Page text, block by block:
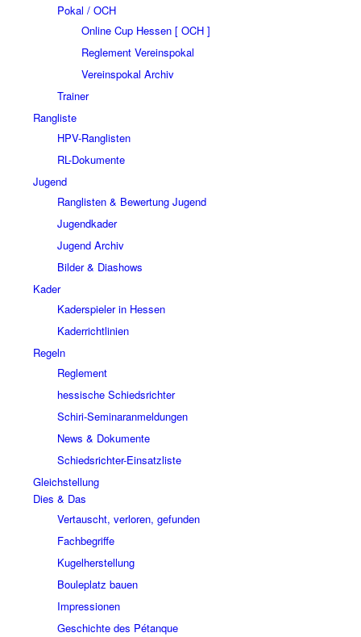
Pokal / OCH
Online Cup Hessen [ OCH ]
Reglement Vereinspokal
Vereinspokal Archiv
Trainer
Rangliste
HPV-Ranglisten
RL-Dokumente
Jugend
Ranglisten & Bewertung Jugend
Jugendkader
Jugend Archiv
Bilder & Diashows
Kader
Kaderspieler in Hessen
Kaderrichtlinien
Regeln
Reglement
hessische Schiedsrichter
Schiri-Seminaranmeldungen
News & Dokumente
Schiedsrichter-Einsatzliste
Gleichstellung
Dies & Das
Vertauscht, verloren, gefunden
Fachbegriffe
Kugelherstellung
Bouleplatz bauen
Impressionen
Geschichte des Pétanque